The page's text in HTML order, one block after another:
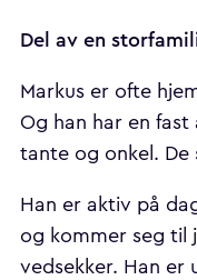
Del av en
Markus er ofte
Og han har en
tante og onkel. De
Han er aktiv på
og kommer seg til
vedsekker. Han er